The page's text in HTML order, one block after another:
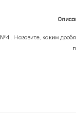
№4 . Назовите, каким